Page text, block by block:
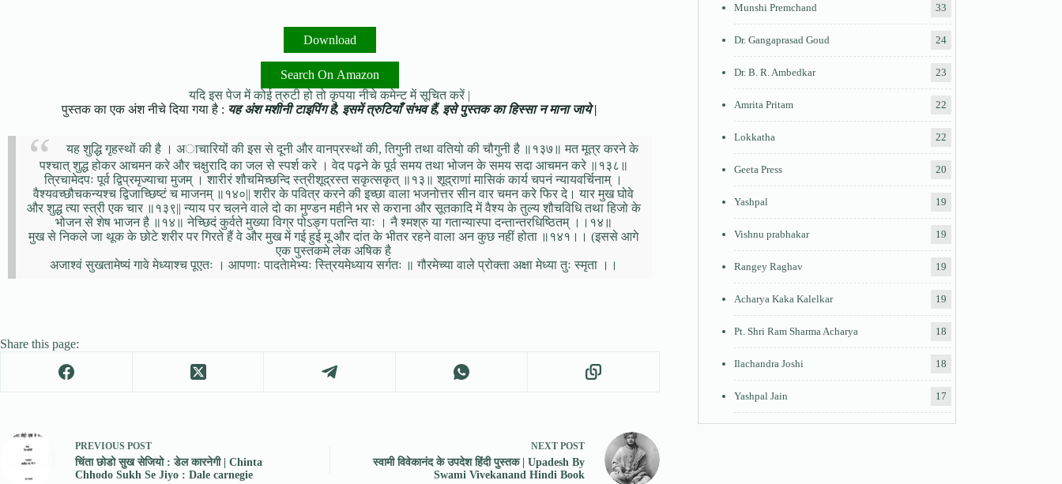
Download
Search On Amazon
यदि इस पेज में कोई त्रुटी हो तो कृपया नीचे कमेन्ट में सूचित करें |
पुस्तक का एक अंश नीचे दिया गया है : यह अंश मशीनी टाइपिंग है, इसमें त्रुटियाँ संभव हैं, इसे पुस्तक का हिस्सा न माना जाये |
यह शुद्धि गृहस्थों की है । अाचारियों की इस से दूनी और वानप्रस्थों की, तिगुनी तथा वतियो की चौगुनी है ॥१३७॥ मत मूत्र करने के
पश्चात् शुद्ध होकर आचमन करे और चक्षुरादि का जल से स्पर्श करे । वेद पढ़ने के पूर्व समय तथा भोजन के समय सदा आचमन करे ॥१३८॥
त्रिचामेदपः पूर्व द्विप्रमृज्याचा मुजम् । शारीरं शौचमिच्छन्दि स्त्रीशूद्रस्त सकृत्सकृत् ॥१३॥ शूद्राणां मासिकं कार्य चपनं न्यायवर्चिनाम् ।
वैश्यवच्छौचकन्यश्च द्विजाच्छिष्टं च माजनम् ॥१४०|| शरीर के पवित्र करने की इच्छा वाला भजनोत्तर सीन वार चमन करे फिर दे। यार मुख घोवे
और शुद्ध त्या स्त्री एक चार ॥१३९|| न्याय पर चलने वाले दो का मुण्डन महीने भर से कराना और सूतकादि में वैश्य के तुल्य शौचविधि तथा हिजो के
भोजन से शेष भाजन है ॥१४॥ नेच्छिदं कुर्वते मुख्या विग्र पोऽङ्ग पतन्ति याः । नै श्मश्रु या गतान्यास्पा दन्तान्तरधिष्ठितम् ।।१४॥
मुख से निकले जा थूक के छोटे शरीर पर गिरते हैं वे और मुख में गई हुई मू और दांत के भीतर रहने वाला अन कुछ नहीं होता ॥१४१।। (इससे आगे
एक पुस्तकमे लेक अषिक है
अजाश्वं सुखतामेष्यं गावे मेध्याश्च पूएतः । आपणाः पादतेामेभ्यः स्त्रियमेध्याय सर्गतः ॥ गौरमेच्या वाले प्रोक्ता अक्षा मेध्या तुः स्मृता ।।
Share this page:
PREVIOUS POST
चिंता छोडो सुख सेजियो : डेल कारनेगी | Chinta
Chhodo Sukh Se Jiyo : Dale carnegie
NEXT POST
स्वामी विवेकानंद के उपदेश हिंदी पुस्तक | Upadesh By
Swami Vivekanand Hindi Book
Munshi Premchand 33
Dr. Gangaprasad Goud 24
Dr. B. R. Ambedkar 23
Amrita Pritam 22
Lokkatha 22
Geeta Press 20
Yashpal 19
Vishnu prabhakar 19
Rangey Raghav 19
Acharya Kaka Kalelkar 19
Pt. Shri Ram Sharma Acharya 18
Ilachandra Joshi 18
Yashpal Jain 17